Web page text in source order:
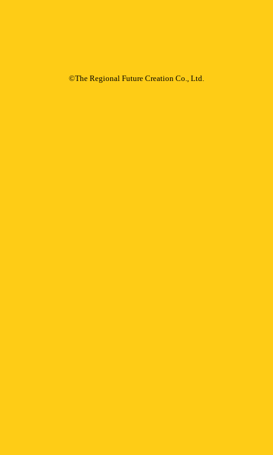
©The Regional Future Creation Co., Ltd.